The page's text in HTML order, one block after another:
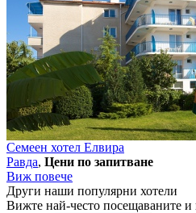
Семеен хотел Елвира
Равда, Цени по запитване
Виж повече
Други наши популярни хотели
Вижте най-често посещаваните